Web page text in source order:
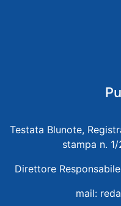
Testata Blunote,
stampa n.
Direttore
mail: